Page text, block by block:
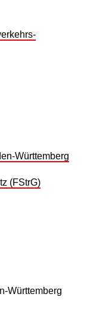
Württemberg
(FStrG)
Württemberg